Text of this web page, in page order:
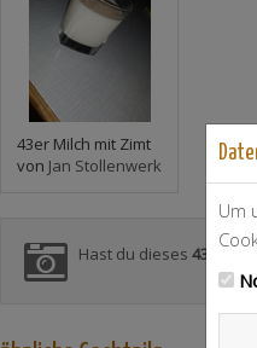
43er Milch mit Zimt
von Jan Stollenwerk
Hast du dieses 43'er mit
Um